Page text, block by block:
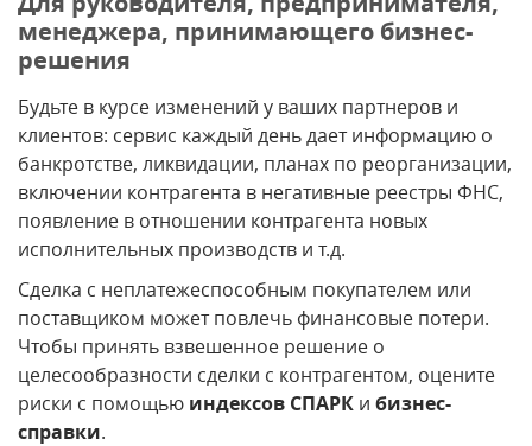
менеджера, принимающего бизнес-
решения
Будьте в курсе изменений у ваших партнеров и
клиентов: сервис каждый день дает информацию о
банкротстве, ликвидации, планах по реорганизации,
включении контрагента в негативные реестры ФНС,
появление в отношении контрагента новых
исполнительных производств и т.д.
Сделка с неплатежеспособным покупателем или
поставщиком может повлечь финансовые потери.
Чтобы принять взвешенное решение о
целесообразности сделки с контрагентом, оцените
риски с помощью индексов СПАРК и бизнес-
справки.